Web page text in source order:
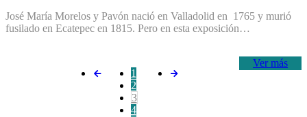
José María Morelos y Pavón nació en Valladolid en 1765 y murió
fusilado en Ecatepec en 1815. Pero en esta exposición…
Ver más
1
2
3
4